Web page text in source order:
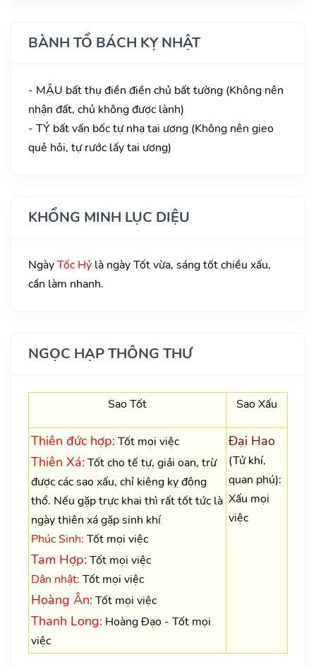
BÀNH TỔ BÁCH KỴ NHẬT
- MẬU bất thụ điền điền chủ bất tường (Không nên
nhận đất, chủ không được lành)
- TÝ bất vấn bốc tự nhạ tai ương (Không nên gieo
quẻ hỏi, tự rước lấy tai ương)
KHỔNG MINH LỤC DIỆU
NgàyTốc Hỷ là ngày Tốt vừa, sáng tốt chiều xấu,
cần làm nhanh.
NGỌC HẠP THÔNG THƯ
Sao Tốt Sao Xấu
Thiên đức hợp: Tốt mọi việc
Thiên Xá: Tốt cho tế tự, giải oan, trừ
được các sao xấu, chỉ kiêng kỵ động
thổ. Nếu gặp trực khai thì rất tốt tức là
ngày thiên xá gặp sinh khí
Phúc Sinh: Tốt mọi việc
Tam Hợp: Tốt mọi việc
Dân nhật: Tốt mọi việc
Hoàng Ân: Tốt mọi việc
Thanh Long: Hoàng Đạo - Tốt mọi
việc
Đại Hao
(Tử khí,
quan phú):
Xấu mọi
việc